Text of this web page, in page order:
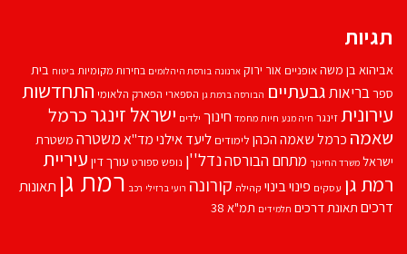
תגיות
אביהוא בן משהאופניים אור ירוק ארנונה בורסת היהלומים בחירות מקומיות ביטוח בית
ספרבריאותגבעתיים הבורסה ברמת גן הספארי הפארק הלאומי התחדשות
עירוניתזינגר חיה מנע חיות מחמד חינוך ילדים ישראל זינגרכרמל
שאמה כרמל שאמה הכהן לימודים ליעד אילנימד''אמשטרה משטרת
ישראל משרד החינוך מתחם הבורסהנדל''ן נופש ספורט עורך דין עיריית
רמת גן עסקים פינוי בינוי קהילה קורונה רועי ברזילי רכב רמת גן תאונות
דרכים תאונת דרכים תלמידים תמ"א 38